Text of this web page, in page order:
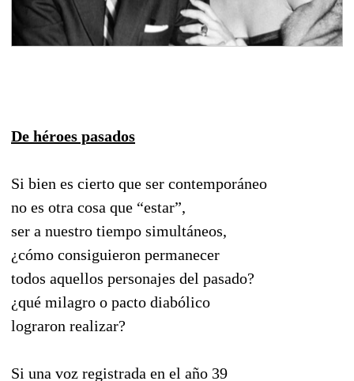
De héroes pasados
Si bien es cierto que ser contemporáneo
no es otra cosa que “estar”,
ser a nuestro tiempo simultáneos,
¿cómo consiguieron permanecer
todos aquellos personajes del pasado?
¿qué milagro o pacto diabólico
lograron realizar?
Si una voz registrada en el año 39